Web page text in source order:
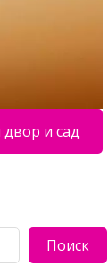
и сад
Поиск